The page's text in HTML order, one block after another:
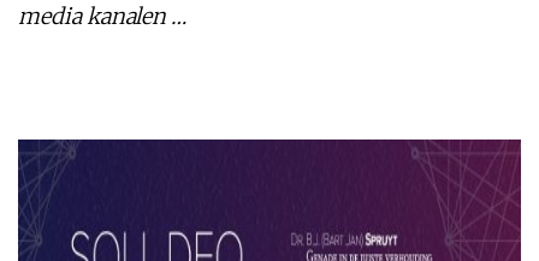
media kanalen …